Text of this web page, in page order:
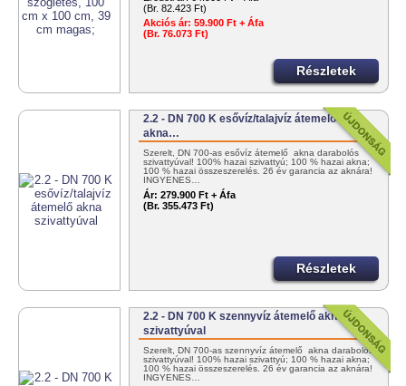
(Br. 82.423 Ft)
Akciós ár: 59.900 Ft + Áfa
(Br. 76.073 Ft)
Részletek
2.2 - DN 700 K esővíz/talajvíz átemelő
akna…
Szerelt, DN 700-as esővíz átemelő akna darabolós
szivattyúval! 100% hazai szivattyú; 100 % hazai akna;
100 % hazai összeszerelés. 26 év garancia az aknára!
INGYENES…
Ár: 279.900 Ft + Áfa
(Br. 355.473 Ft)
Részletek
2.2 - DN 700 K szennyvíz átemelő akna
szivattyúval
Szerelt, DN 700-as szennyvíz átemelő akna darabolós
szivattyúval! 100% hazai szivattyú; 100 % hazai akna;
100 % hazai összeszerelés. 26 év garancia az aknára!
INGYENES…